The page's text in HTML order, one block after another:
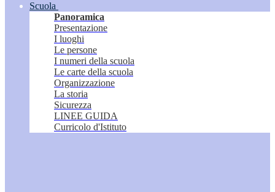
Scuola
Panoramica
Presentazione
I luoghi
Le persone
I numeri della scuola
Le carte della scuola
Organizzazione
La storia
Sicurezza
LINEE GUIDA
Curricolo d'Istituto